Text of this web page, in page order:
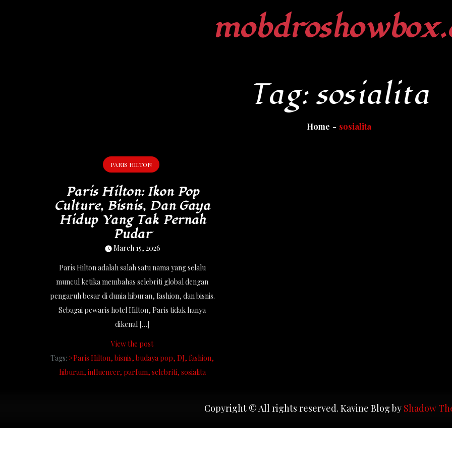
Tag: sosialita
Home sosialita
PARIS HILTON
Paris Hilton: Ikon Pop
Culture, Bisnis, Dan Gaya
Hidup Yang Tak Pernah
Pudar
March 15, 2026
Paris Hilton adalah salah satu nama yang selalu
muncul ketika membahas selebriti global dengan
pengaruh besar di dunia hiburan, fashion, dan bisnis.
Sebagai pewaris hotel Hilton, Paris tidak hanya
dikenal […]
View the post
Tags: >Paris Hilton bisnis budaya pop DJ fashion
hiburan influencer parfum selebriti sosialita
Copyright © All rights reserved. Kavine Blog by Shadow